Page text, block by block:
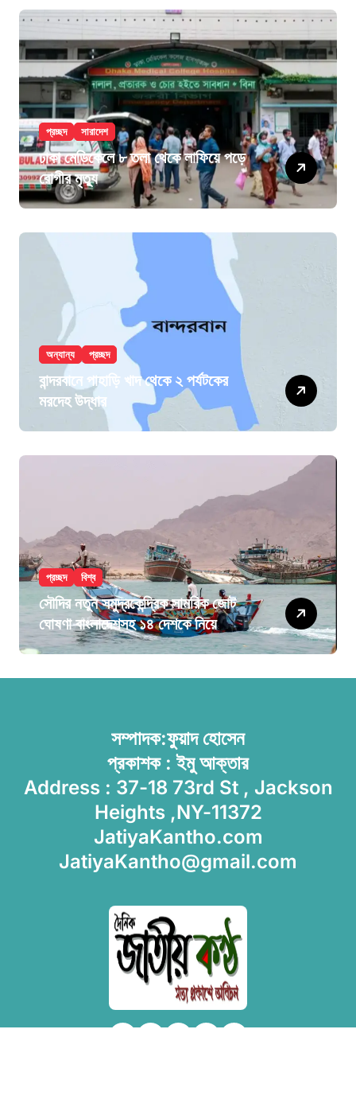
প্রচ্ছদ সারাদেশ
ঢাকা মেডিকেলে ৮ তলা থেকে লাফিয়ে পড়ে
রোগীর মৃত্যু
অন্যান্য প্রচ্ছদ
বান্দরবানে পাহাড়ি খাদ থেকে ২ পর্যটকের
মরদেহ উদ্ধার
প্রচ্ছদ বিশ্ব
সৌদির নতুন সমুদ্রকেন্দ্রিক সামরিক জোট
ঘোষণা বাংলাদেশসহ ১৪ দেশকে নিয়ে
সম্পাদক:ফুয়াদ হোসেন
প্রকাশক : ইমু আক্তার
Address : 37-18 73rd St , Jackson
Heights ,NY-11372
JatiyaKantho.com
JatiyaKantho@gmail.com